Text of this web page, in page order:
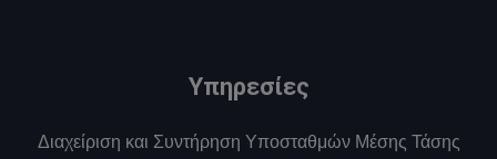
Υπηρεσίες
Διαχείριση και Συντήρηση Υποσταθμών Μέσης Τάσης